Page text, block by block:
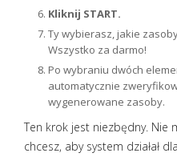
Kliknij START.
Ty wybierasz, jakie
Wszystko za darmo!
Po wybraniu dwóch
automatycznie
wygenerowane zasoby.
Ten krok jest niezbędny. Nie
chcesz, aby system działał